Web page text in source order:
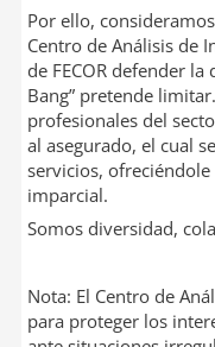
Por ello,
Centro de Análisis de
de FECOR defender
Bang” pretende
profesionales del
al asegurado, el cual
servicios,
imparcial.
Somos diversidad,
Nota: El Centro de
para proteger los